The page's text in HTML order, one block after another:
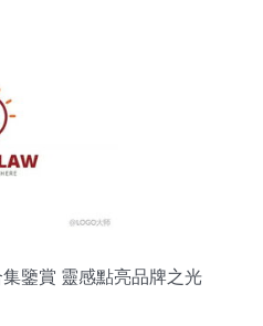
鑒賞 靈感點亮品牌之光